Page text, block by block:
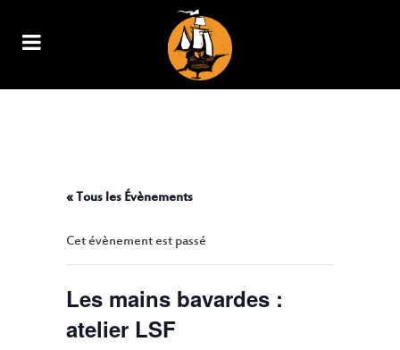
« Tous les Évènements
Cet évènement est passé
Les mains bavardes :
atelier LSF